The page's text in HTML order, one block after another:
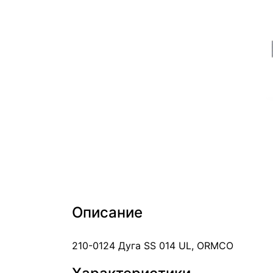
Описание
210-0124 Дуга SS 014 UL, ORMCO